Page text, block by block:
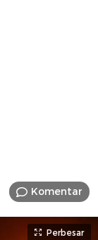
Komentar
Perbesar